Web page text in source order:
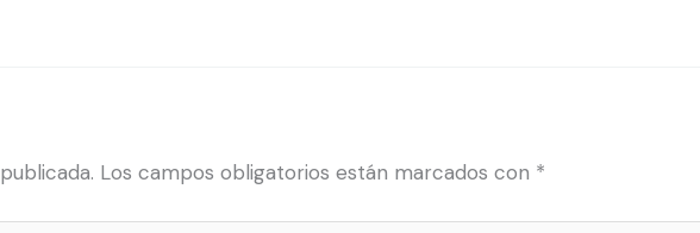
Los campos obligatorios están marcados con *